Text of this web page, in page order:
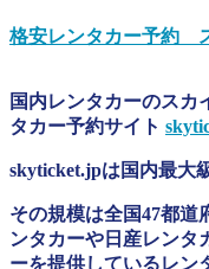
格安レンタカー予約
国内レンタカーのスカ
タカー予約サイト
skyticket.jpは国内最大
その規模は全国47都道
ンタカーや日産レンタ
ーを提供しているレン